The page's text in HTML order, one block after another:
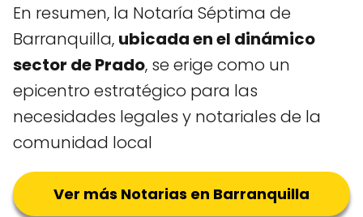
En resumen, la Notaría Séptima de
Barranquilla, ubicada en el dinámico
sector de Prado, se erige como un
epicentro estratégico para las
necesidades legales y notariales de la
comunidad local
Ver más Notarias en Barranquilla